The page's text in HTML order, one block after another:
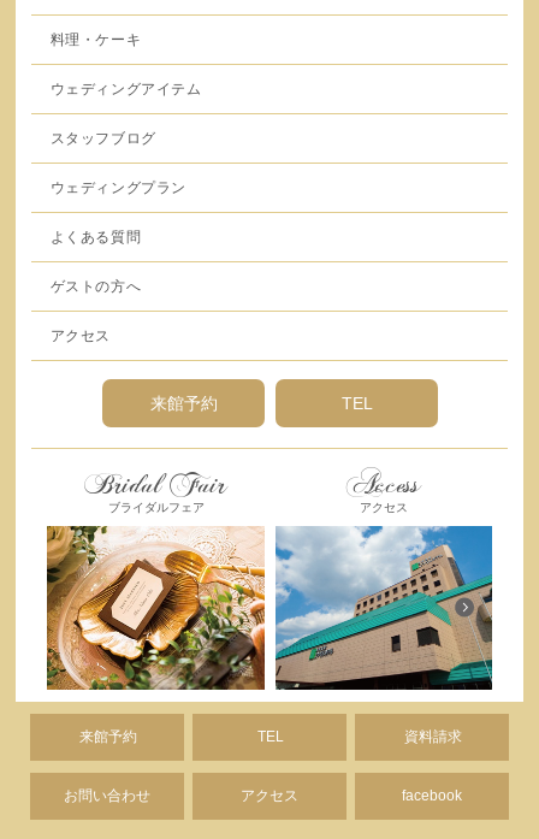
料理・ケーキ
ウェディングアイテム
スタッフブログ
ウェディングプラン
よくある質問
ゲストの方へ
アクセス
来館予約 TEL
Bridal Fair
ブライダルフェア
Access
アクセス
来館予約 TEL 資料請求
お問い合わせ アクセス facebook